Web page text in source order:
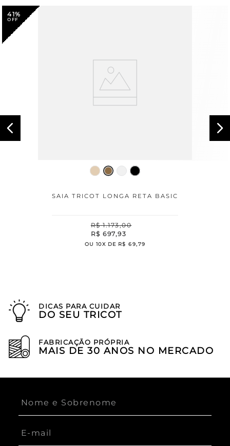
41%
SAIA TRICOT LONGA RETA BASIC
R$ 1.173,00
R$ 697,93
OU 10X DE R$ 69,79
DICAS PARA CUIDAR
DO SEU TRICOT
FABRICAÇÃO PRÓPRIA
MAIS DE 30 ANOS NO MERCADO